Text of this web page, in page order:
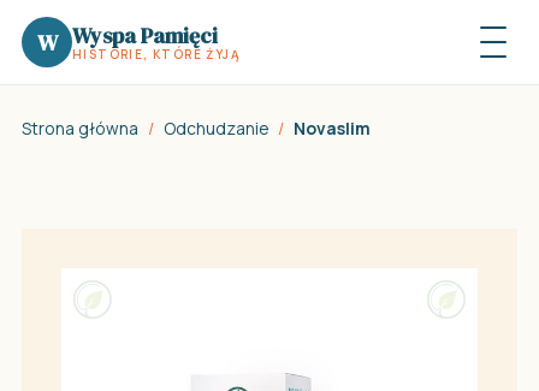
W Wyspa Pamięci
HISTORIE, KTÓRE ŻYJĄ
Strona główna / Odchudzanie / Novaslim